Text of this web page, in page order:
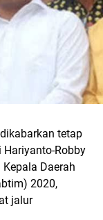
tetap
Robby
Daerah
2020,
jalur